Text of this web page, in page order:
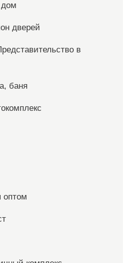
дом
дверей
в
баня
оптом